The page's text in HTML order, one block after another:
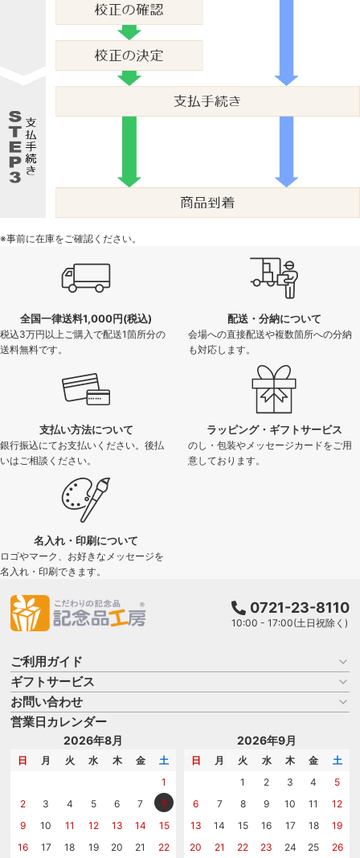
※事前に在庫をご確認ください。
全国一律送料1,000円(税込)
税込3万円以上ご購入で配送1箇所分の
送料無料です。
配送・分納について
会場への直接配送や複数箇所への分納
も対応します。
支払い方法について
銀行振込にてお支払いください。後払
いはご相談ください。
ラッピング・ギフトサービス
のし・包装やメッセージカードをご用
意しております。
名入れ・印刷について
ロゴやマーク、お好きなメッセージを
名入れ・印刷できます。
0721-23-8110
10:00 - 17:00(土日祝除く)
ご利用ガイド
お買い物ガイド
よくある質問
はじめての記念品選び
記念品工房の使い方
ギフトサービス
名入れについて
のし
メッセージカード
お問い合わせ
商品選びを相談する
名入れについて相談する
カタログを請求する
営業日カレンダー
2026年8月
日 月 火 水 木 金
土
1
2
3 4 5 6 7
8
9
10 11 12 13 14
15
16
17 18 19 20 21 22
2026年9月
日 月 火 水 木 金
土
1
2 3 4
5
6
7 8 9 10 11
12
13
14 15 16 17 18
19
20
21 22 23 24 25 26